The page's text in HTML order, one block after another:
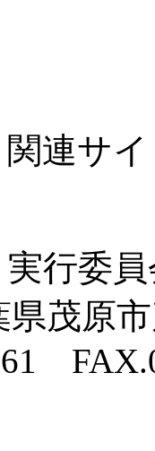
連サ
行委
県茂原